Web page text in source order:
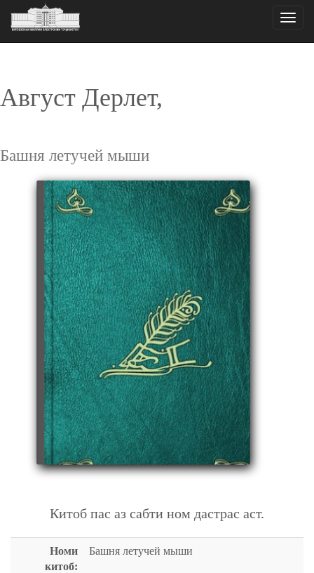
Toggle
Август Дерлет,
Башня летучей мыши
Китоб пас аз сабти ном дастрас аст.
Номи
китоб:
Башня летучей мыши